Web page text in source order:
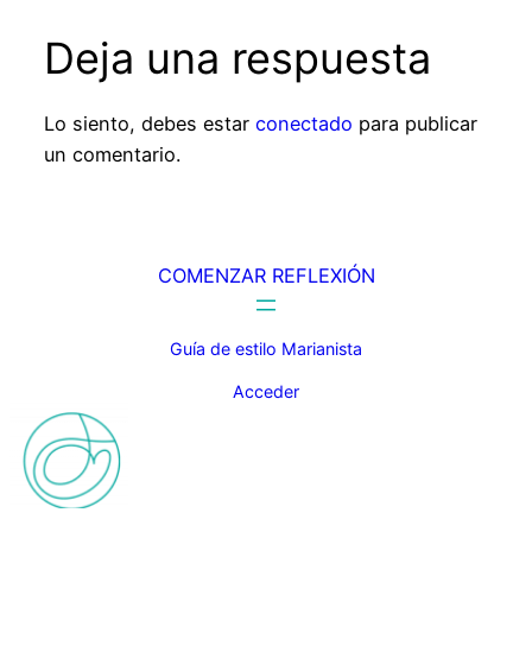
Deja una respuesta
Lo siento, debes estar conectado para publicar
un comentario.
COMENZAR REFLEXIÓN
Guía de estilo Marianista
Acceder